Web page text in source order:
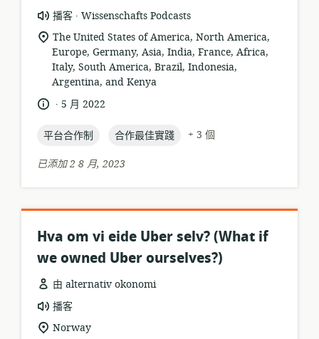
資
源
格
式:
播客 .
發
布
者:
Wissenschafts Podcasts
相
關
位
置:
The United States of America, North America,
Europe, Germany, Asia, India, France, Africa,
Italy, South America, Brazil, Indonesia,
Argentina, and Kenya
語
.
發
日
5 月 2022
topic:
平台合作制 topic:
合作最佳實踐
+ 3 個
已添加 2 8 月, 2023
Hva om vi eide Uber selv? (What if
we owned Uber ourselves?)
由 alternativ okonomi
資
源
播客
相 Norway